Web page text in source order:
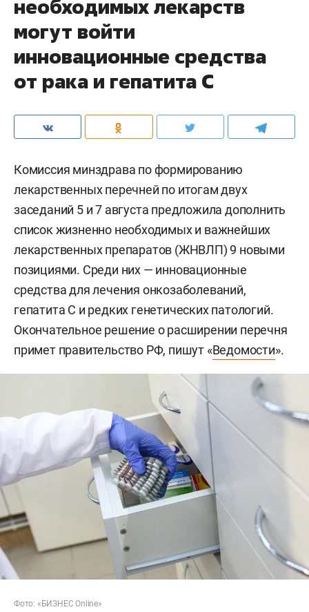
необходимых лекарств
могут войти
инновационные средства
от рака и гепатита С
Комиссия минздрава по формированию
лекарственных перечней по итогам двух
заседаний 5 и 7 августа предложила дополнить
список жизненно необходимых и важнейших
лекарственных препаратов (ЖНВЛП) 9 новыми
позициями. Среди них — инновационные
средства для лечения онкозаболеваний,
гепатита С и редких генетических патологий.
Окончательное решение о расширении перечня
примет правительство РФ, пишут «Ведомости».
Фото: «БИЗНЕС Online»